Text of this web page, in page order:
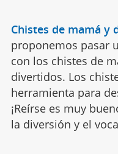
Chistes de mamá y
proponemos pasar
con los chistes de
divertidos. Los
herramienta para
¡Reírse es muy
la diversión y el